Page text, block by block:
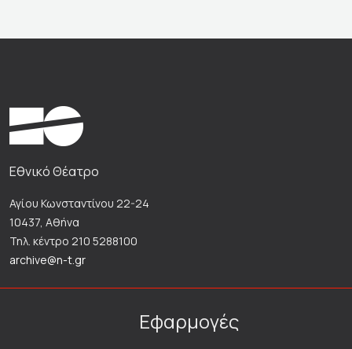
Εθνικό Θέατρο
Αγίου Κωνσταντίνου 22-24
10437, Αθήνα
Τηλ. κέντρο 210 5288100
archive@n-t.gr
Εφαρμογές